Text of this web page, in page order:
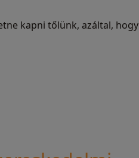
kapni tőlünk, azáltal, hogy